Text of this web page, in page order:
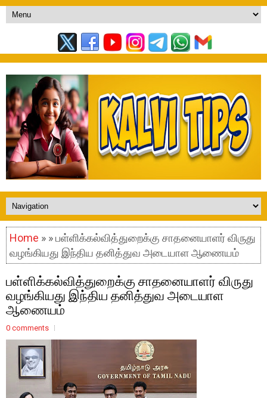
Home » » பள்ளிக்கல்வித்துறைக்கு சாதனையாளர் விருது
வழங்கியது இந்திய தனித்துவ அடையாள ஆணையம்
பள்ளிக்கல்வித்துறைக்கு சாதனையாளர் விருது
வழங்கியது இந்திய தனித்துவ அடையாள
ஆணையம்
0 comments